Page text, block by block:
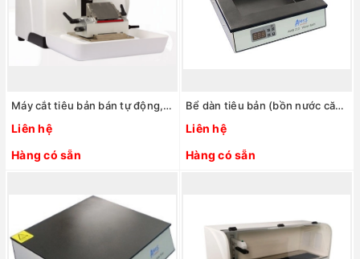
Máy cắt tiêu bản bán tự động, Model: AEM450, Hãng: Amos Scientific - Úc
Liên hệ
Hàng có sẵn
Bể dàn tiêu bản (bồn nước căng mô), Model: AWB210, Hãng: Amos Scientific - Úc
Liên hệ
Hàng có sẵn